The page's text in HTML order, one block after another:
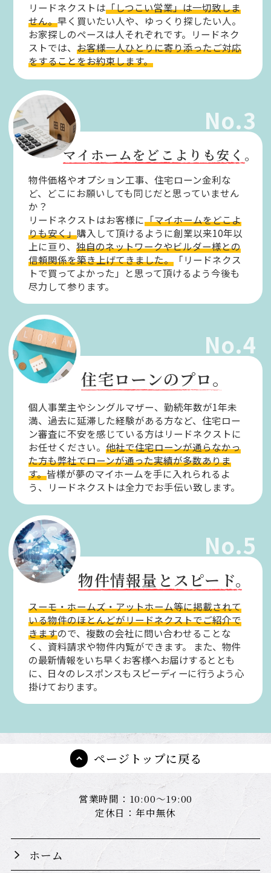
リードネクストは「しつこい営業」は一切致しま
せん。早く買いたい人や、ゆっくり探したい人。
お家探しのペースは人それぞれです。リードネク
ストでは、お客様一人ひとりに寄り添ったご対応
をすることをお約束します。
No.3
マイホームをどこよりも安く。
物件価格やオプション工事、住宅ローン金利な
ど、どこにお願いしても同じだと思っていません
か？
リードネクストはお客様に「マイホームをどこよ
りも安く」購入して頂けるように創業以来10年以
上に亘り、独自のネットワークやビルダー様との
信頼関係を築き上げてきました。 「リードネクス
トで買ってよかった」と思って頂けるよう今後も
尽力して参ります。
No.4
住宅ローンのプロ。
個人事業主やシングルマザー、勤続年数が1年未
満、過去に延滞した経験がある方など、住宅ロー
ン審査に不安を感じている方はリードネクストに
お任せください。他社で住宅ローンが通らなかっ
た方も弊社でローンが通った実績が多数ありま
す。皆様が夢のマイホームを手に入れられるよ
う、リードネクストは全力でお手伝い致します。
No.5
物件情報量とスピード。
スーモ・ホームズ・アットホーム等に掲載されて
いる物件のほとんどがリードネクストでご紹介で
きますので、複数の会社に問い合わせることな
く、資料請求や物件内覧ができます。
また、物件
の最新情報をいち早くお客様へお届けするととも
に、日々のレスポンスもスピーディーに行うよう心
掛けております。
ページトップに戻る
営業時間：10:00～19:00
定休日：年中無休
ホーム